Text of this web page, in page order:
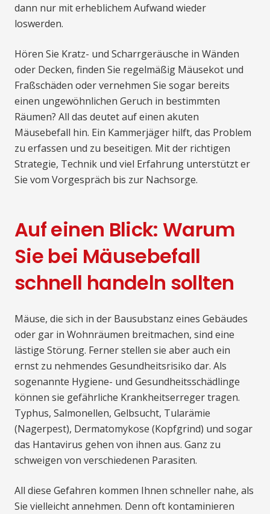
dann nur mit erheblichem Aufwand wieder
loswerden.
Hören Sie Kratz- und Scharrgeräusche in Wänden
oder Decken, finden Sie regelmäßig Mäusekot und
Fraßschäden oder vernehmen Sie sogar bereits
einen ungewöhnlichen Geruch in bestimmten
Räumen? All das deutet auf einen akuten
Mäusebefall hin. Ein Kammerjäger hilft, das Problem
zu erfassen und zu beseitigen. Mit der richtigen
Strategie, Technik und viel Erfahrung unterstützt er
Sie vom Vorgespräch bis zur Nachsorge.
Auf einen Blick: Warum
Sie bei Mäusebefall
schnell handeln sollten
Mäuse, die sich in der Bausubstanz eines Gebäudes
oder gar in Wohnräumen breitmachen, sind eine
lästige Störung. Ferner stellen sie aber auch ein
ernst zu nehmendes Gesundheitsrisiko dar. Als
sogenannte Hygiene- und Gesundheitsschädlinge
können sie gefährliche Krankheitserreger tragen.
Typhus, Salmonellen, Gelbsucht, Tularämie
(Nagerpest), Dermatomykose (Kopfgrind) und sogar
das Hantavirus gehen von ihnen aus. Ganz zu
schweigen von verschiedenen Parasiten.
All diese Gefahren kommen Ihnen schneller nahe, als
Sie vielleicht annehmen. Denn oft kontaminieren